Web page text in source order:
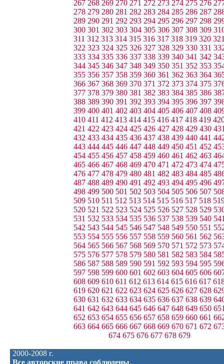
267 268 269 270 271 272 273 274 275 276
278 279 280 281 282 283 284 285 286 287
289 290 291 292 293 294 295 296 297 298
300 301 302 303 304 305 306 307 308 309
311 312 313 314 315 316 317 318 319 320
322 323 324 325 326 327 328 329 330 331
333 334 335 336 337 338 339 340 341 342
344 345 346 347 348 349 350 351 352 353
355 356 357 358 359 360 361 362 363 364
366 367 368 369 370 371 372 373 374 375
377 378 379 380 381 382 383 384 385 386
388 389 390 391 392 393 394 395 396 397
399 400 401 402 403 404 405 406 407 408
410 411 412 413 414 415 416 417 418 419
421 422 423 424 425 426 427 428 429 430
432 433 434 435 436 437 438 439 440 441
443 444 445 446 447 448 449 450 451 452
454 455 456 457 458 459 460 461 462 463
465 466 467 468 469 470 471 472 473 474
476 477 478 479 480 481 482 483 484 485
487 488 489 490 491 492 493 494 495 496
498 499 500 501 502 503 504 505 506 507
509 510 511 512 513 514 515 516 517 518
520 521 522 523 524 525 526 527 528 529
531 532 533 534 535 536 537 538 539 540
542 543 544 545 546 547 548 549 550 551
553 554 555 556 557 558 559 560 561 562
564 565 566 567 568 569 570 571 572 573
575 576 577 578 579 580 581 582 583 584
586 587 588 589 590 591 592 593 594 595
597 598 599 600 601 602 603 604 605 606
608 609 610 611 612 613 614 615 616 617
619 620 621 622 623 624 625 626 627 628
630 631 632 633 634 635 636 637 638 639
641 642 643 644 645 646 647 648 649 650
652 653 654 655 656 657 658 659 660 661
663 664 665 666 667 668 669 670 671 672
674 675 676 677 678 679
2000-2008 г.
Все авторские права соблюдены.